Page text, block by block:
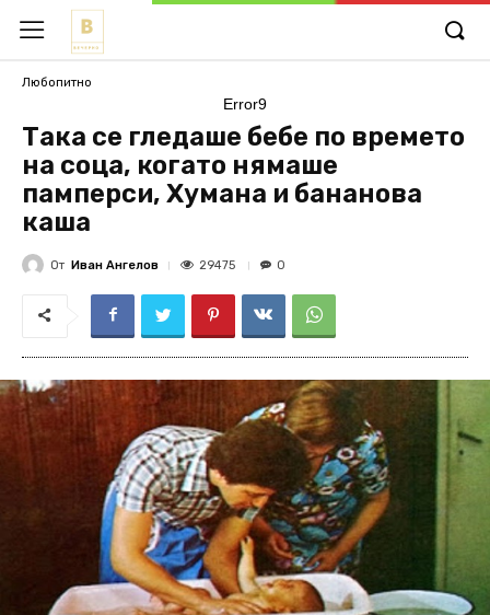
Любопитно
Error9
Така се гледаше бебе по времето
на соца, когато нямаше
памперси, Хумана и бананова
каша
От Иван Ангелов 29475 0